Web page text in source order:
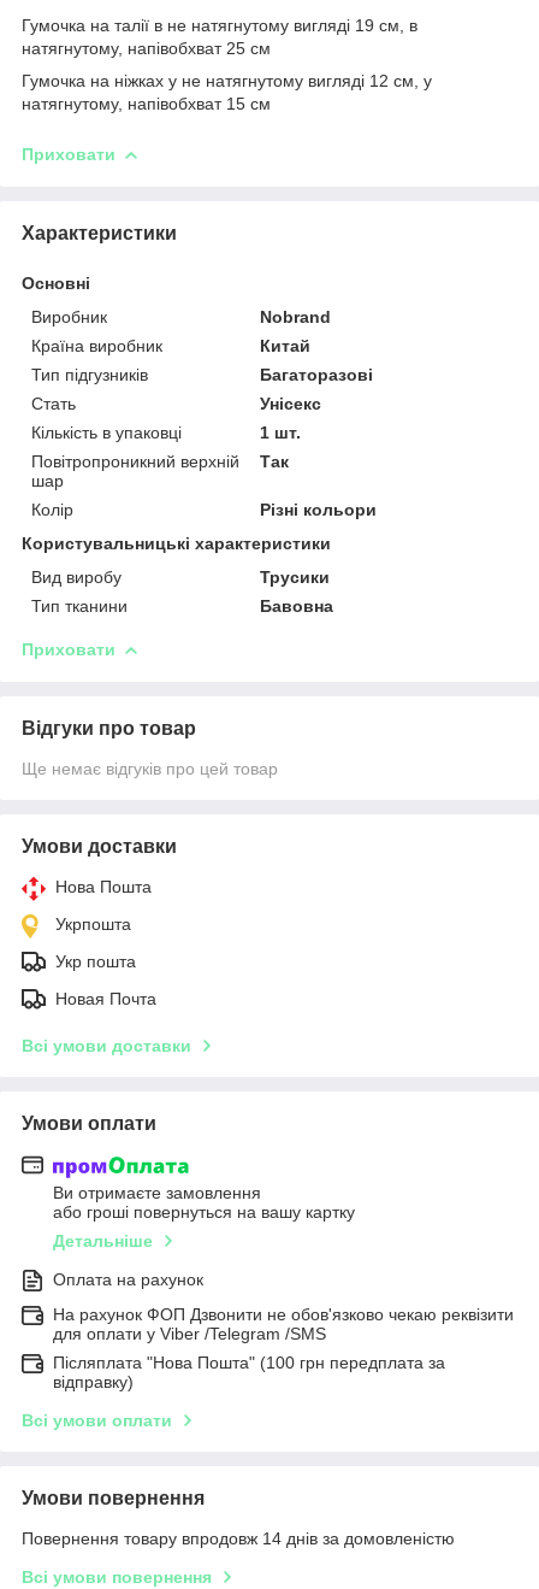
Гумочка на талії в не натягнутому вигляді 19 см, в
натягнутому, напівобхват 25 см
Гумочка на ніжках у не натягнутому вигляді 12 см, у
натягнутому, напівобхват 15 см
Приховати
Характеристики
Основні
Виробник
Nobrand
Країна виробник
Китай
Тип підгузників
Багаторазові
Стать
Унісекс
Кількість в упаковці
1 шт.
Повітропроникний верхній
шар
Так
Колір
Різні кольори
Користувальницькі характеристики
Вид виробу
Трусики
Тип тканини
Бавовна
Приховати
Відгуки про товар
Ще немає відгуків про цей товар
Умови доставки
Нова Пошта
Укрпошта
Укр пошта
Новая Почта
Всі умови доставки
Умови оплати
Ви отримаєте замовлення
або гроші повернуться на вашу картку
Детальніше
Оплата на рахунок
На рахунок ФОП Дзвонити не обов'язково чекаю реквізити
для оплати у Viber /Telegram /SMS
Післяплата "Нова Пошта" (100 грн передплата за
відправку)
Всі умови оплати
Умови повернення
Повернення товару впродовж 14 днів за домовленістю
Всі умови повернення